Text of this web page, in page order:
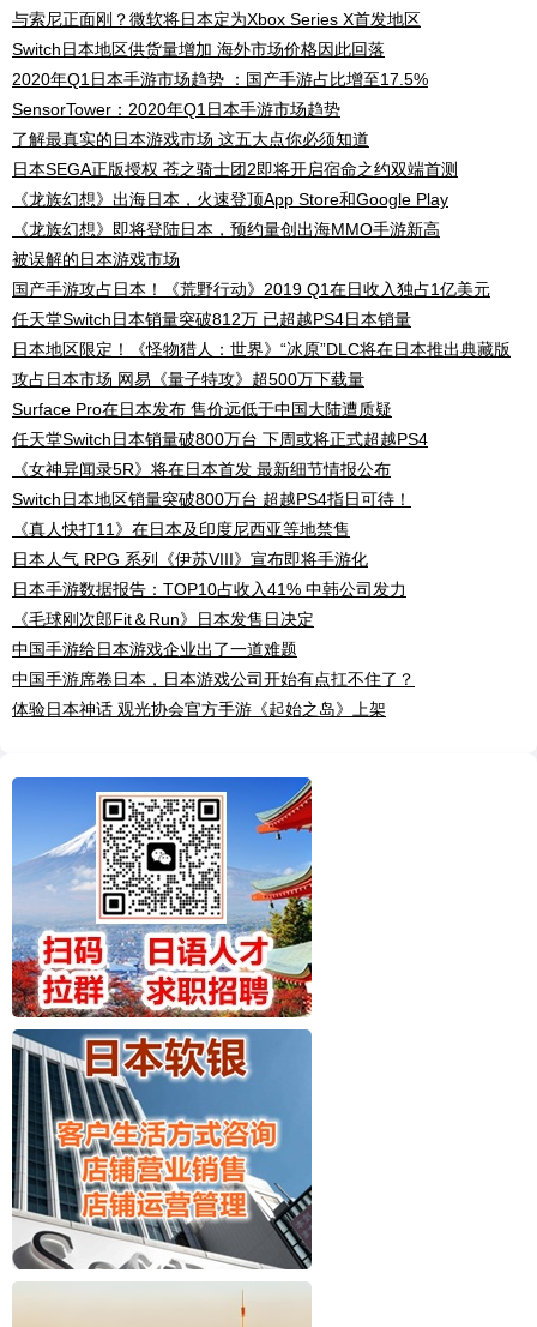
与索尼正面刚？微软将日本定为Xbox Series X首发地区
Switch日本地区供货量增加 海外市场价格因此回落
2020年Q1日本手游市场趋势 ：国产手游占比增至17.5%
SensorTower：2020年Q1日本手游市场趋势
了解最真实的日本游戏市场 这五大点你必须知道
日本SEGA正版授权 苍之骑士团2即将开启宿命之约双端首测
《龙族幻想》出海日本，火速登顶App Store和Google Play
《龙族幻想》即将登陆日本，预约量创出海MMO手游新高
被误解的日本游戏市场
国产手游攻占日本！《荒野行动》2019 Q1在日收入独占1亿美元
任天堂Switch日本销量突破812万 已超越PS4日本销量
日本地区限定！《怪物猎人：世界》“冰原”DLC将在日本推出典藏版
攻占日本市场 网易《量子特攻》超500万下载量
Surface Pro在日本发布 售价远低于中国大陆遭质疑
任天堂Switch日本销量破800万台 下周或将正式超越PS4
《女神异闻录5R》将在日本首发 最新细节情报公布
Switch日本地区销量突破800万台 超越PS4指日可待！
《真人快打11》在日本及印度尼西亚等地禁售
日本人气 RPG 系列《伊苏VIII》宣布即将手游化
日本手游数据报告：TOP10占收入41% 中韩公司发力
《毛球刚次郎Fit＆Run》日本发售日决定
中国手游给日本游戏企业出了一道难题
中国手游席卷日本，日本游戏公司开始有点扛不住了？
体验日本神话 观光协会官方手游《起始之岛》上架